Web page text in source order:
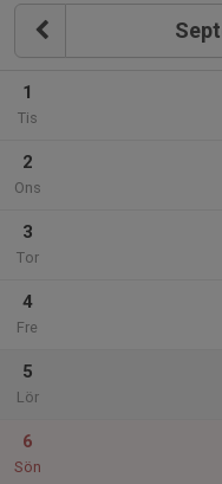
1
Tis
2
Ons
3
Tor
4
Fre
5
Lör
6
Sön